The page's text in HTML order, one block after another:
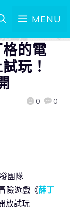
MENU
的電
玩！
0 0
團隊
險遊戲《薛丁
放試玩